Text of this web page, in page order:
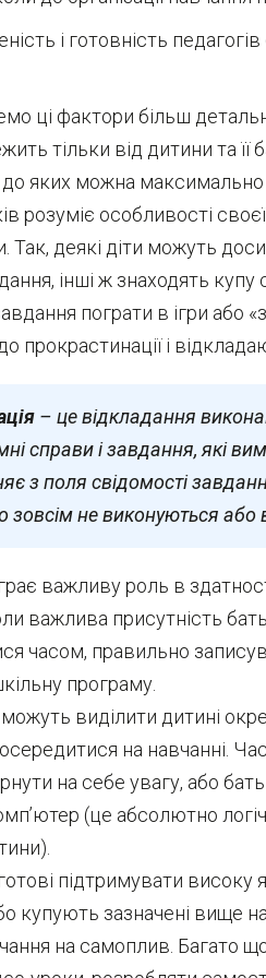
і готовність
ці фактори більш
тільки від дитини та її
до яких можна
розуміє особливості
Так, деякі діти можуть
інші ж знаходять
пограти в ігри або
прокрастинації і
– це відкладання
справи і завдання, які
з поля свідомості
зовсім не виконуються
важливу роль в
важлива присутність
часом, правильно
програму.
виділити дитині
на навчанні.
на себе увагу, або
(це абсолютно
підтримувати високу
купують зазначені вище
на самоплив. Багато